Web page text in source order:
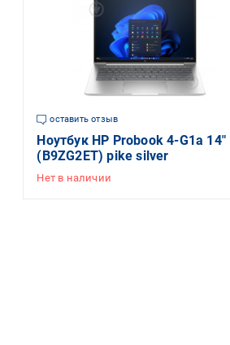
оставить отзыв
Ноутбук HP Probook 4-G1a 14"
(B9ZG2ET) pike silver
Нет в наличии